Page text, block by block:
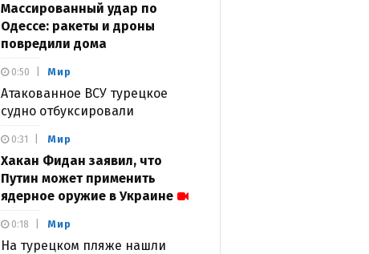
Массированный удар по
Одессе: ракеты и дроны
повредили дома
Мир
Атакованное ВСУ турецкое
судно отбуксировали
0:50
Мир
Хакан Фидан заявил, что
Путин может применить
ядерное оружие в Украине
0:31
Мир
На турецком пляже нашли
0:18